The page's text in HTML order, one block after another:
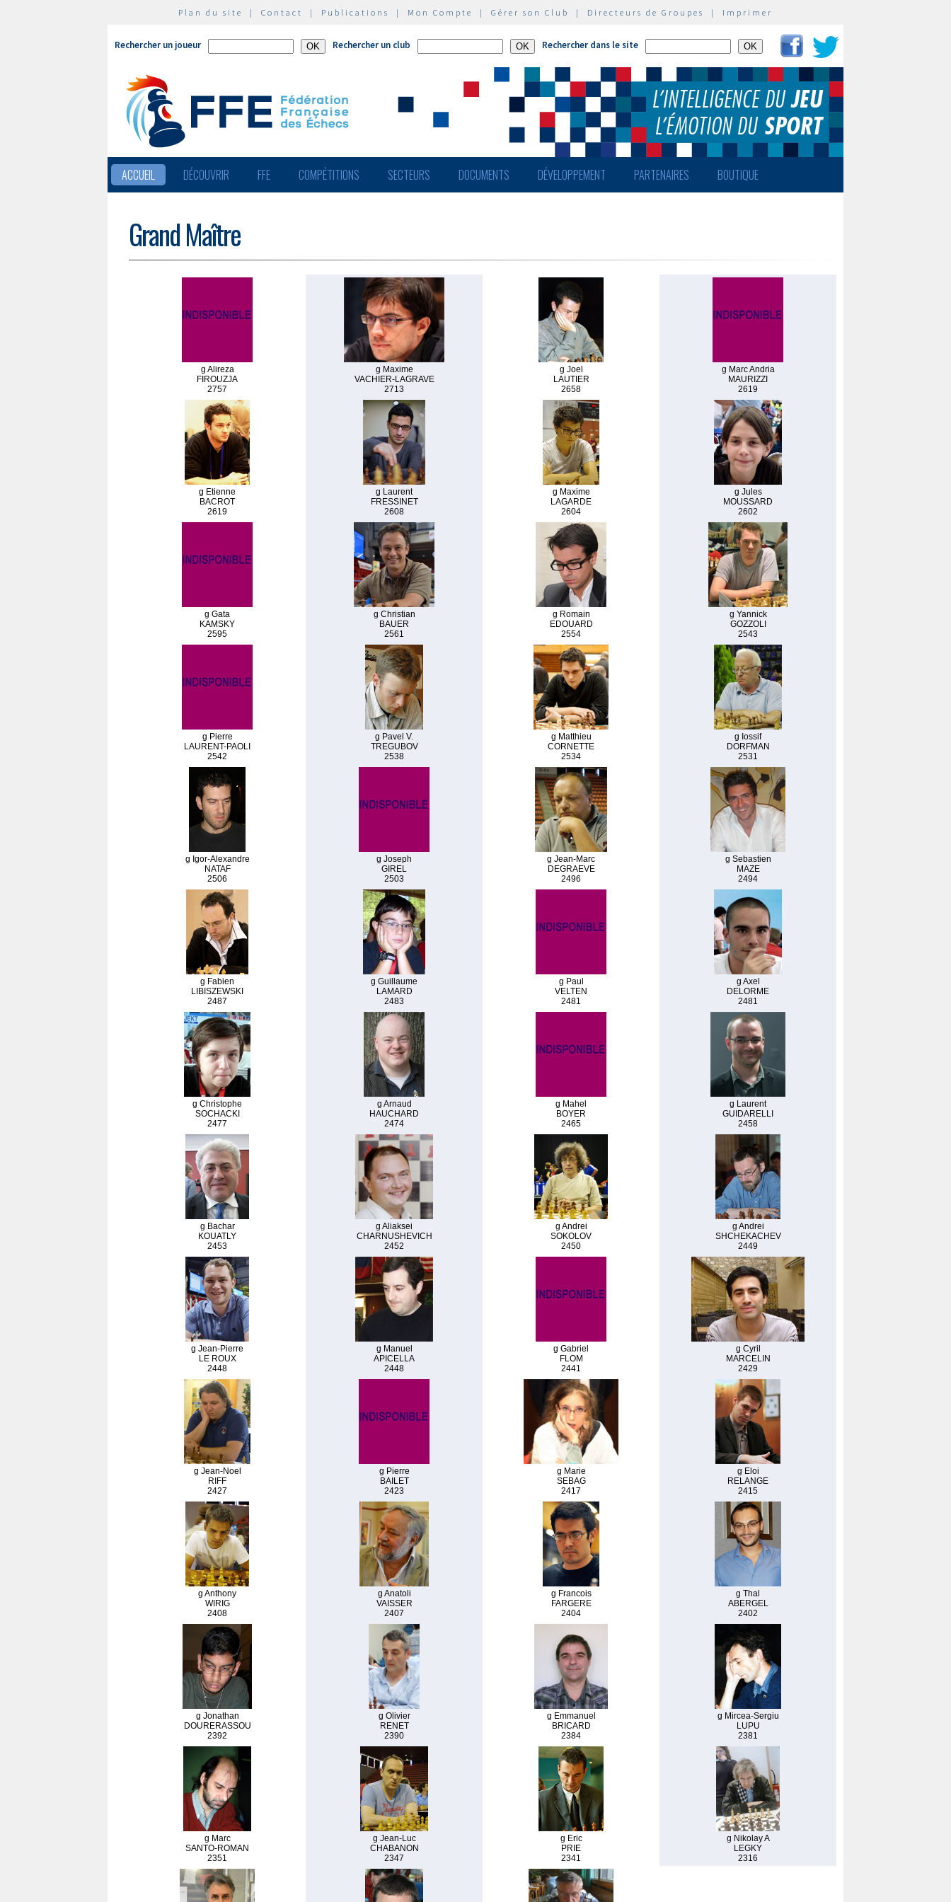
Plan du site | Contact | Publications | Mon Compte | Gérer son Club | Directeurs de Groupes | Imprimer
Rechercher un joueur Rechercher un club Rechercher dans le site
ACCUEIL DÉCOUVRIR FFE COMPÉTITIONS SECTEURS DOCUMENTS DÉVELOPPEMENT PARTENAIRES BOUTIQUE
Grand Maître
g Alireza
FIROUZJA
2757
g Maxime
VACHIER-LAGRAVE
2713
g Joel
LAUTIER
2658
g Marc Andria
MAURIZZI
2619
g Etienne
BACROT
2619
g Laurent
FRESSINET
2608
g Maxime
LAGARDE
2604
g Jules
MOUSSARD
2602
g Gata
KAMSKY
2595
g Christian
BAUER
2561
g Romain
EDOUARD
2554
g Yannick
GOZZOLI
2543
g Pierre
LAURENT-PAOLI
2542
g Pavel V.
TREGUBOV
2538
g Matthieu
CORNETTE
2534
g Iossif
DORFMAN
2531
g Igor-Alexandre
NATAF
2506
g Joseph
GIREL
2503
g Jean-Marc
DEGRAEVE
2496
g Sebastien
MAZE
2494
g Fabien
LIBISZEWSKI
2487
g Guillaume
LAMARD
2483
g Paul
VELTEN
2481
g Axel
DELORME
2481
g Christophe
SOCHACKI
2477
g Arnaud
HAUCHARD
2474
g Mahel
BOYER
2465
g Laurent
GUIDARELLI
2458
g Bachar
KOUATLY
2453
g Aliaksei
CHARNUSHEVICH
2452
g Andrei
SOKOLOV
2450
g Andrei
SHCHEKACHEV
2449
g Jean-Pierre
LE ROUX
2448
g Manuel
APICELLA
2448
g Gabriel
FLOM
2441
g Cyril
MARCELIN
2429
g Jean-Noel
RIFF
2427
g Pierre
BAILET
2423
g Marie
SEBAG
2417
g Eloi
RELANGE
2415
g Anthony
WIRIG
2408
g Anatoli
VAISSER
2407
g Francois
FARGERE
2404
g Thal
ABERGEL
2402
g Jonathan
DOURERASSOU
2392
g Olivier
RENET
2390
g Emmanuel
BRICARD
2384
g Mircea-Sergiu
LUPU
2381
g Marc
SANTO-ROMAN
2351
g Jean-Luc
CHABANON
2347
g Eric
PRIE
2341
g Nikolay A
LEGKY
2316